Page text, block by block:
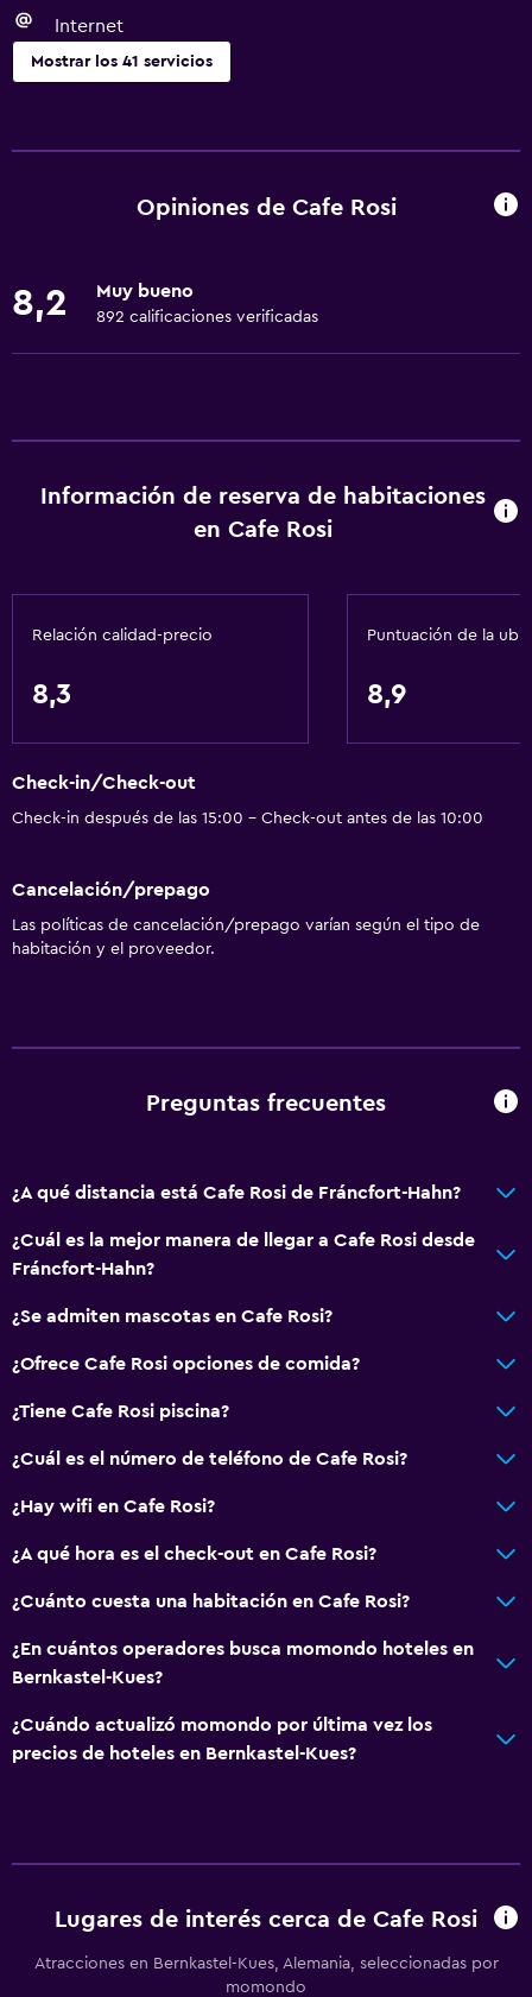
Internet
Mostrar los 41 servicios
Wifi gratis
Ropa de cama
Aseo
Papel higiénico
Accesibilidad y adecuación
Habitaciones para no fumadores disponibles
extra)
Almohada sin plumas
Plantas superiores accesibles por escaleras
Menús para dietas especiales (bajo petición)
General
Vista al río
Zona de estar
Sofá
Habitación
Almohada de plumas
Enchufe cerca de la cama
Servicios y facilidades
Caja fuerte
Instalaciones para reuniones
Servicio de habitaciones
Estacionamiento gratuito
Sistema de entretenimiento
Opiniones de Cafe Rosi
8,2 Muy bueno
892 calificaciones verificadas
Información de reserva de habitaciones
en Cafe Rosi
Relación calidad-precio
8,3
Puntuación de la
8,9
Check-in/Check-out
Check-in después de las 15:00 - Check-out antes de las 10:00
Cancelación/prepago
Las políticas de cancelación/prepago varían según el tipo de
habitación y el proveedor.
Preguntas frecuentes
¿A qué distancia está Cafe Rosi de Fráncfort-Hahn?
¿Cuál es la mejor manera de llegar a Cafe Rosi desde
Fráncfort-Hahn?
¿Se admiten mascotas en Cafe Rosi?
¿Ofrece Cafe Rosi opciones de comida?
¿Tiene Cafe Rosi piscina?
¿Cuál es el número de teléfono de Cafe Rosi?
¿Hay wifi en Cafe Rosi?
¿A qué hora es el check-out en Cafe Rosi?
¿Cuánto cuesta una habitación en Cafe Rosi?
¿En cuántos operadores busca momondo hoteles en
Bernkastel-Kues?
¿Cuándo actualizó momondo por última vez los
precios de hoteles en Bernkastel-Kues?
Lugares de interés cerca de Cafe Rosi
Atracciones en Bernkastel-Kues, Alemania, seleccionadas por
momondo